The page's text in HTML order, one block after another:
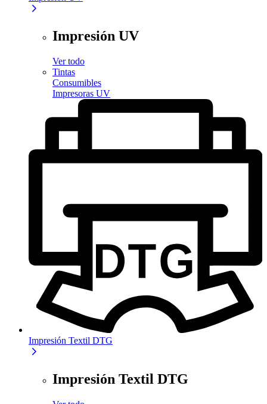
Impresión UV
Ver todo
Tintas
Consumibles
Impresoras UV
Impresión Textil DTG
Impresión Textil DTG